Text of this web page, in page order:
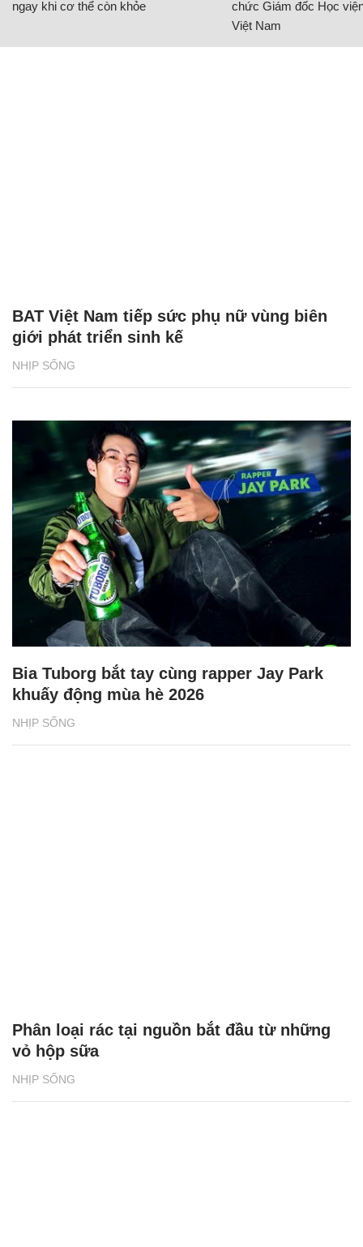
ngay khi cơ thể còn khỏe
chức Giám đốc Học
Việt Nam
NHỊP SỐNG
BAT Việt Nam tiếp sức phụ nữ vùng biên
giới phát triển sinh kế
NHỊP SỐNG
Bia Tuborg bắt tay cùng rapper Jay Park
khuấy động mùa hè 2026
NHỊP SỐNG
Phân loại rác tại nguồn bắt đầu từ những
vỏ hộp sữa